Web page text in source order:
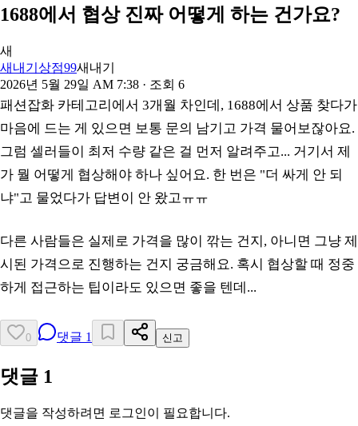
1688에서 협상 진짜 어떻게 하는 건가요?
새
새내기상점99새내기
2026년 5월 29일 AM 7:38 · 조회 6
패션잡화 카테고리에서 3개월 차인데, 1688에서 상품 찾다가
마음에 드는 게 있으면 보통 문의 남기고 가격 물어보잖아요.
그럼 셀러들이 최저 수량 같은 걸 먼저 알려주고... 거기서 제
가 뭘 어떻게 협상해야 하나 싶어요. 한 번은 "더 싸게 안 되
냐"고 물었다가 답변이 안 왔고ㅠㅠ
다른 사람들은 실제로 가격을 많이 깎는 건지, 아니면 그냥 제
시된 가격으로 진행하는 건지 궁금해요. 혹시 협상할 때 정중
하게 접근하는 팁이라도 있으면 좋을 텐데...
0 댓글 1 신고
댓글 1
댓글을 작성하려면 로그인이 필요합니다.